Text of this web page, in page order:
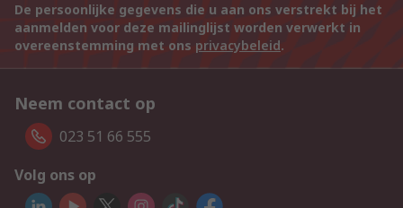
De persoonlijke gegevens die u aan ons verstrekt bij het
aanmelden voor deze mailinglijst worden verwerkt in
overeenstemming met ons privacybeleid.
Neem contact op
023 51 66 555
Volg ons op